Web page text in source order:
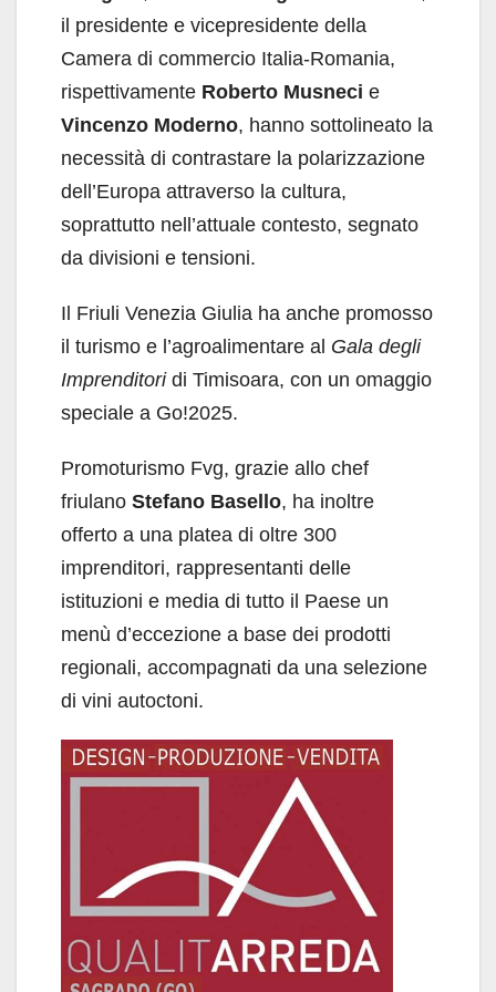
il presidente e vicepresidente della
Camera di commercio Italia-Romania,
rispettivamente Roberto Musneci e
Vincenzo Moderno, hanno sottolineato la
necessità di contrastare la polarizzazione
dell’Europa attraverso la cultura,
soprattutto nell’attuale contesto, segnato
da divisioni e tensioni.
Il Friuli Venezia Giulia ha anche promosso
il turismo e l’agroalimentare al Gala degli
Imprenditoridi Timisoara, con un omaggio
speciale a Go!2025.
Promoturismo Fvg, grazie allo chef
friulano Stefano Basello, ha inoltre
offerto a una platea di oltre 300
imprenditori, rappresentanti delle
istituzioni e media di tutto il Paese un
menù d’eccezione a base dei prodotti
regionali, accompagnati da una selezione
di vini autoctoni.